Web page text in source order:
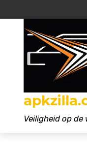
Veiligheid op